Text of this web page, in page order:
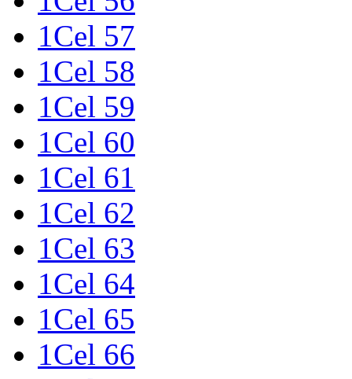
1Cel 57
1Cel 58
1Cel 59
1Cel 60
1Cel 61
1Cel 62
1Cel 63
1Cel 64
1Cel 65
1Cel 66